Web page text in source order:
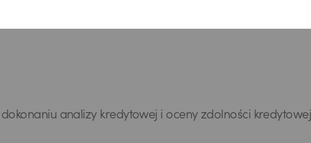
analizy kredytowej i oceny zdolności